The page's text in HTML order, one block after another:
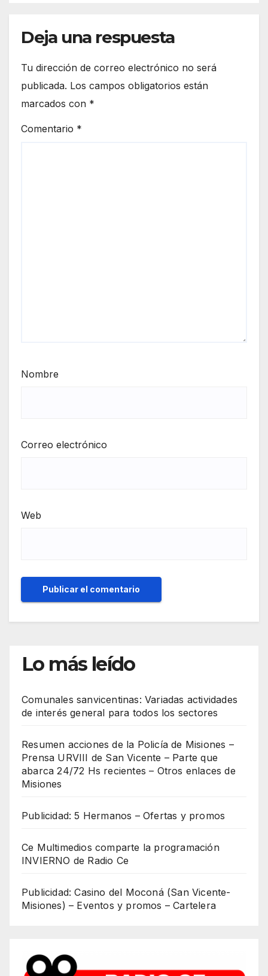
Deja una respuesta
Tu dirección de correo electrónico no será
publicada. Los campos obligatorios están
marcados con *
Comentario *
Nombre
Correo electrónico
Web
Lo más leído
Comunales sanvicentinas: Variadas actividades
de interés general para todos los sectores
Resumen acciones de la Policía de Misiones –
Prensa URVIII de San Vicente – Parte que
abarca 24/72 Hs recientes – Otros enlaces de
Misiones
Publicidad: 5 Hermanos – Ofertas y promos
Ce Multimedios comparte la programación
INVIERNO de Radio Ce
Publicidad: Casino del Moconá (San Vicente-
Misiones) – Eventos y promos – Cartelera